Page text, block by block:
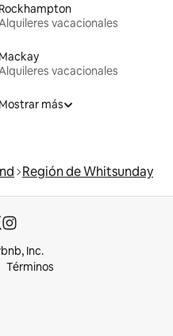
Rockhampton
Alquileres vacacionales
Mackay
Alquileres vacacionales
Mostrar más
Región de Whitsunday
Inc.
Términos